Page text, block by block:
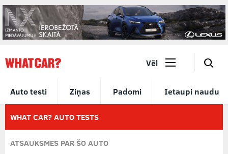
Auto testi Ziņas Padomi Ietaupi naudu
Vēl 🔎
WHAT CAR? AUTO TESTS
ATSAUKSMES PAR ŠO AUTO